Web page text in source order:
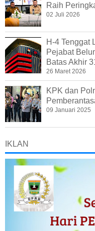
Raih
02 Juli 2026
H-4 Tenggat
Pejabat
Batas Akhir
26 Maret 2026
KPK dan
09 Januari 2025
IKLAN